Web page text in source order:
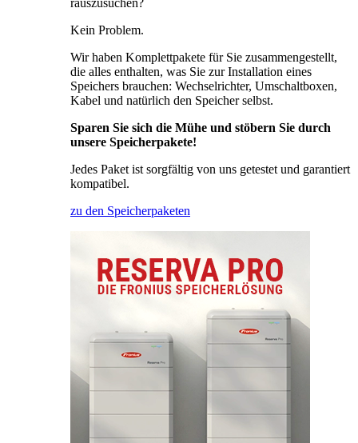
Kein Problem.
Wir haben Komplettpakete für Sie zusammengestellt,
die alles enthalten, was Sie zur Installation eines
Speichers brauchen: Wechselrichter, Umschaltboxen,
Kabel und natürlich den Speicher selbst.
Sparen Sie sich die Mühe und stöbern Sie durch
unsere Speicherpakete!
Jedes Paket ist sorgfältig von uns getestet und garantiert
kompatibel.
zu den Speicherpaketen